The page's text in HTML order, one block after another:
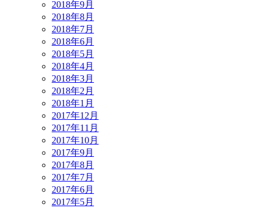
2018年9月
2018年8月
2018年7月
2018年6月
2018年5月
2018年4月
2018年3月
2018年2月
2018年1月
2017年12月
2017年11月
2017年10月
2017年9月
2017年8月
2017年7月
2017年6月
2017年5月